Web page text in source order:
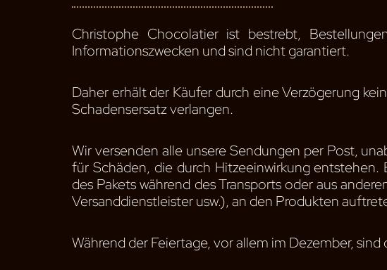
Christophe Chocolatier ist bestrebt,
Informationszwecken und sind nicht garantiert.
Daher erhält der Käufer durch eine Verzögerung
Schadensersatz verlangen.
Wir versenden alle unsere Sendungen per Post,
für Schäden, die durch Hitzeeinwirkung
des Pakets während des Transports oder aus
Versanddienstleister usw.), an den Produkten
Während der Feiertage, vor allem im Dezember,